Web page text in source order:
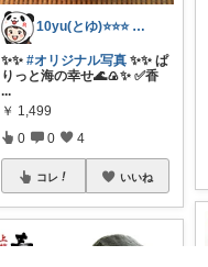
10yu(とゆ)⭐⭐⭐ ご購入感謝😀
✨✨#オリジナル写真 ✨✨ ぱ
りっと海の幸せ🌊🍙✨ ✅香
...
￥ 1,499
0 0 4
コレ いいね